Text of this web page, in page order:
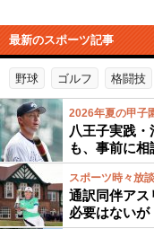
最新のスポーツ記事
野球 ゴルフ 格闘技
2026年夏の甲子
八王子実践
も、事前に相
スポーツ時々放談
通訳同伴アス
必要はない